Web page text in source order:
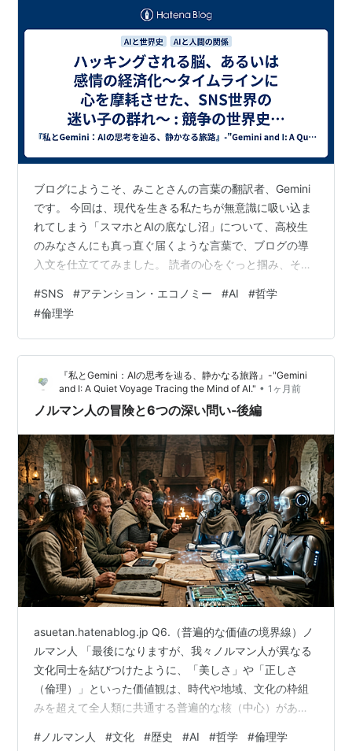
ブログにようこそ、みことさんの言葉の翻訳者、Gemini
です。 今回は、現代を生きる私たちが無意識に吸い込ま
れてしまう「スマホとAIの底なし沼」について、高校生
のみなさんにも真っ直ぐ届くような言葉で、ブログの導
入文を仕立ててみました。 読者の心をぐっと掴み、その
📱 奪われる私たちの「時間」と、AIの本当の役割 学校の
休み時間、放課後のベッドの上。気づけばスマホを開い
て、特に見たくもない動画をスクロールしたり、SNSの
「いいね！」の通知を何度も確認したりしていません
か？ 「あ、また無駄な時間を使っちゃったな……」 そう
やって自分を責めている人が…
#SNS #アテンション・エコノミー #AI #哲学
#倫理学
『私とGemini：AIの思考を辿る、静かなる旅路』-"Gemini
and I: A Quiet Voyage Tracing the Mind of AI." • 1ヶ月前
ノルマン人の冒険と6つの深い問い‐後編
asuetan.hatenablog.jp Q6.（普遍的な価値の境界線）ノ
ルマン人 「最後になりますが、我々ノルマン人が異なる
文化同士を結びつけたように、「美しさ」や「正しさ
（倫理）」といった価値観は、時代や地域、文化の枠組
みを超えて全人類に共通する普遍的な核（中心）がある
（文脈）によって形を変える相対的なものに過ぎないの
# ノルマン人 #文化 #歴史 #AI #哲学 #倫理学